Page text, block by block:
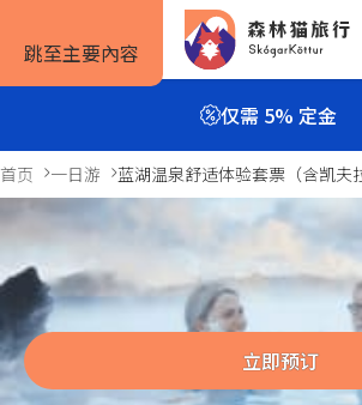
跳至主要內容
旅行方式
自驾套餐
旅行团套餐
旅行攻略
旅行攻略
旅游景点
预订信息
如何预订
住宿预订
仅需 5% 定金
首页 一日游 蓝湖温泉舒适体验套票（含凯夫
蓝湖温泉舒适体验套票（
机场往返接送）
4小时
Previous
slide
Next
slide
立即预订